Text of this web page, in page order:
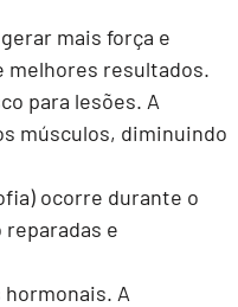
mais força e
melhores resultados.
para lesões. A
músculos, diminuindo
ocorre durante o
e
A